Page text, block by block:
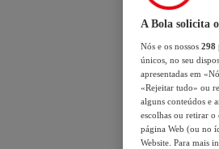
A Bola solicita
Nós e os nossos 298
únicos, no seu
apresentadas em
«Rejeitar tudo» ou
alguns conteúdos e
escolhas ou retirar
página Web (ou no
Website. Para mais